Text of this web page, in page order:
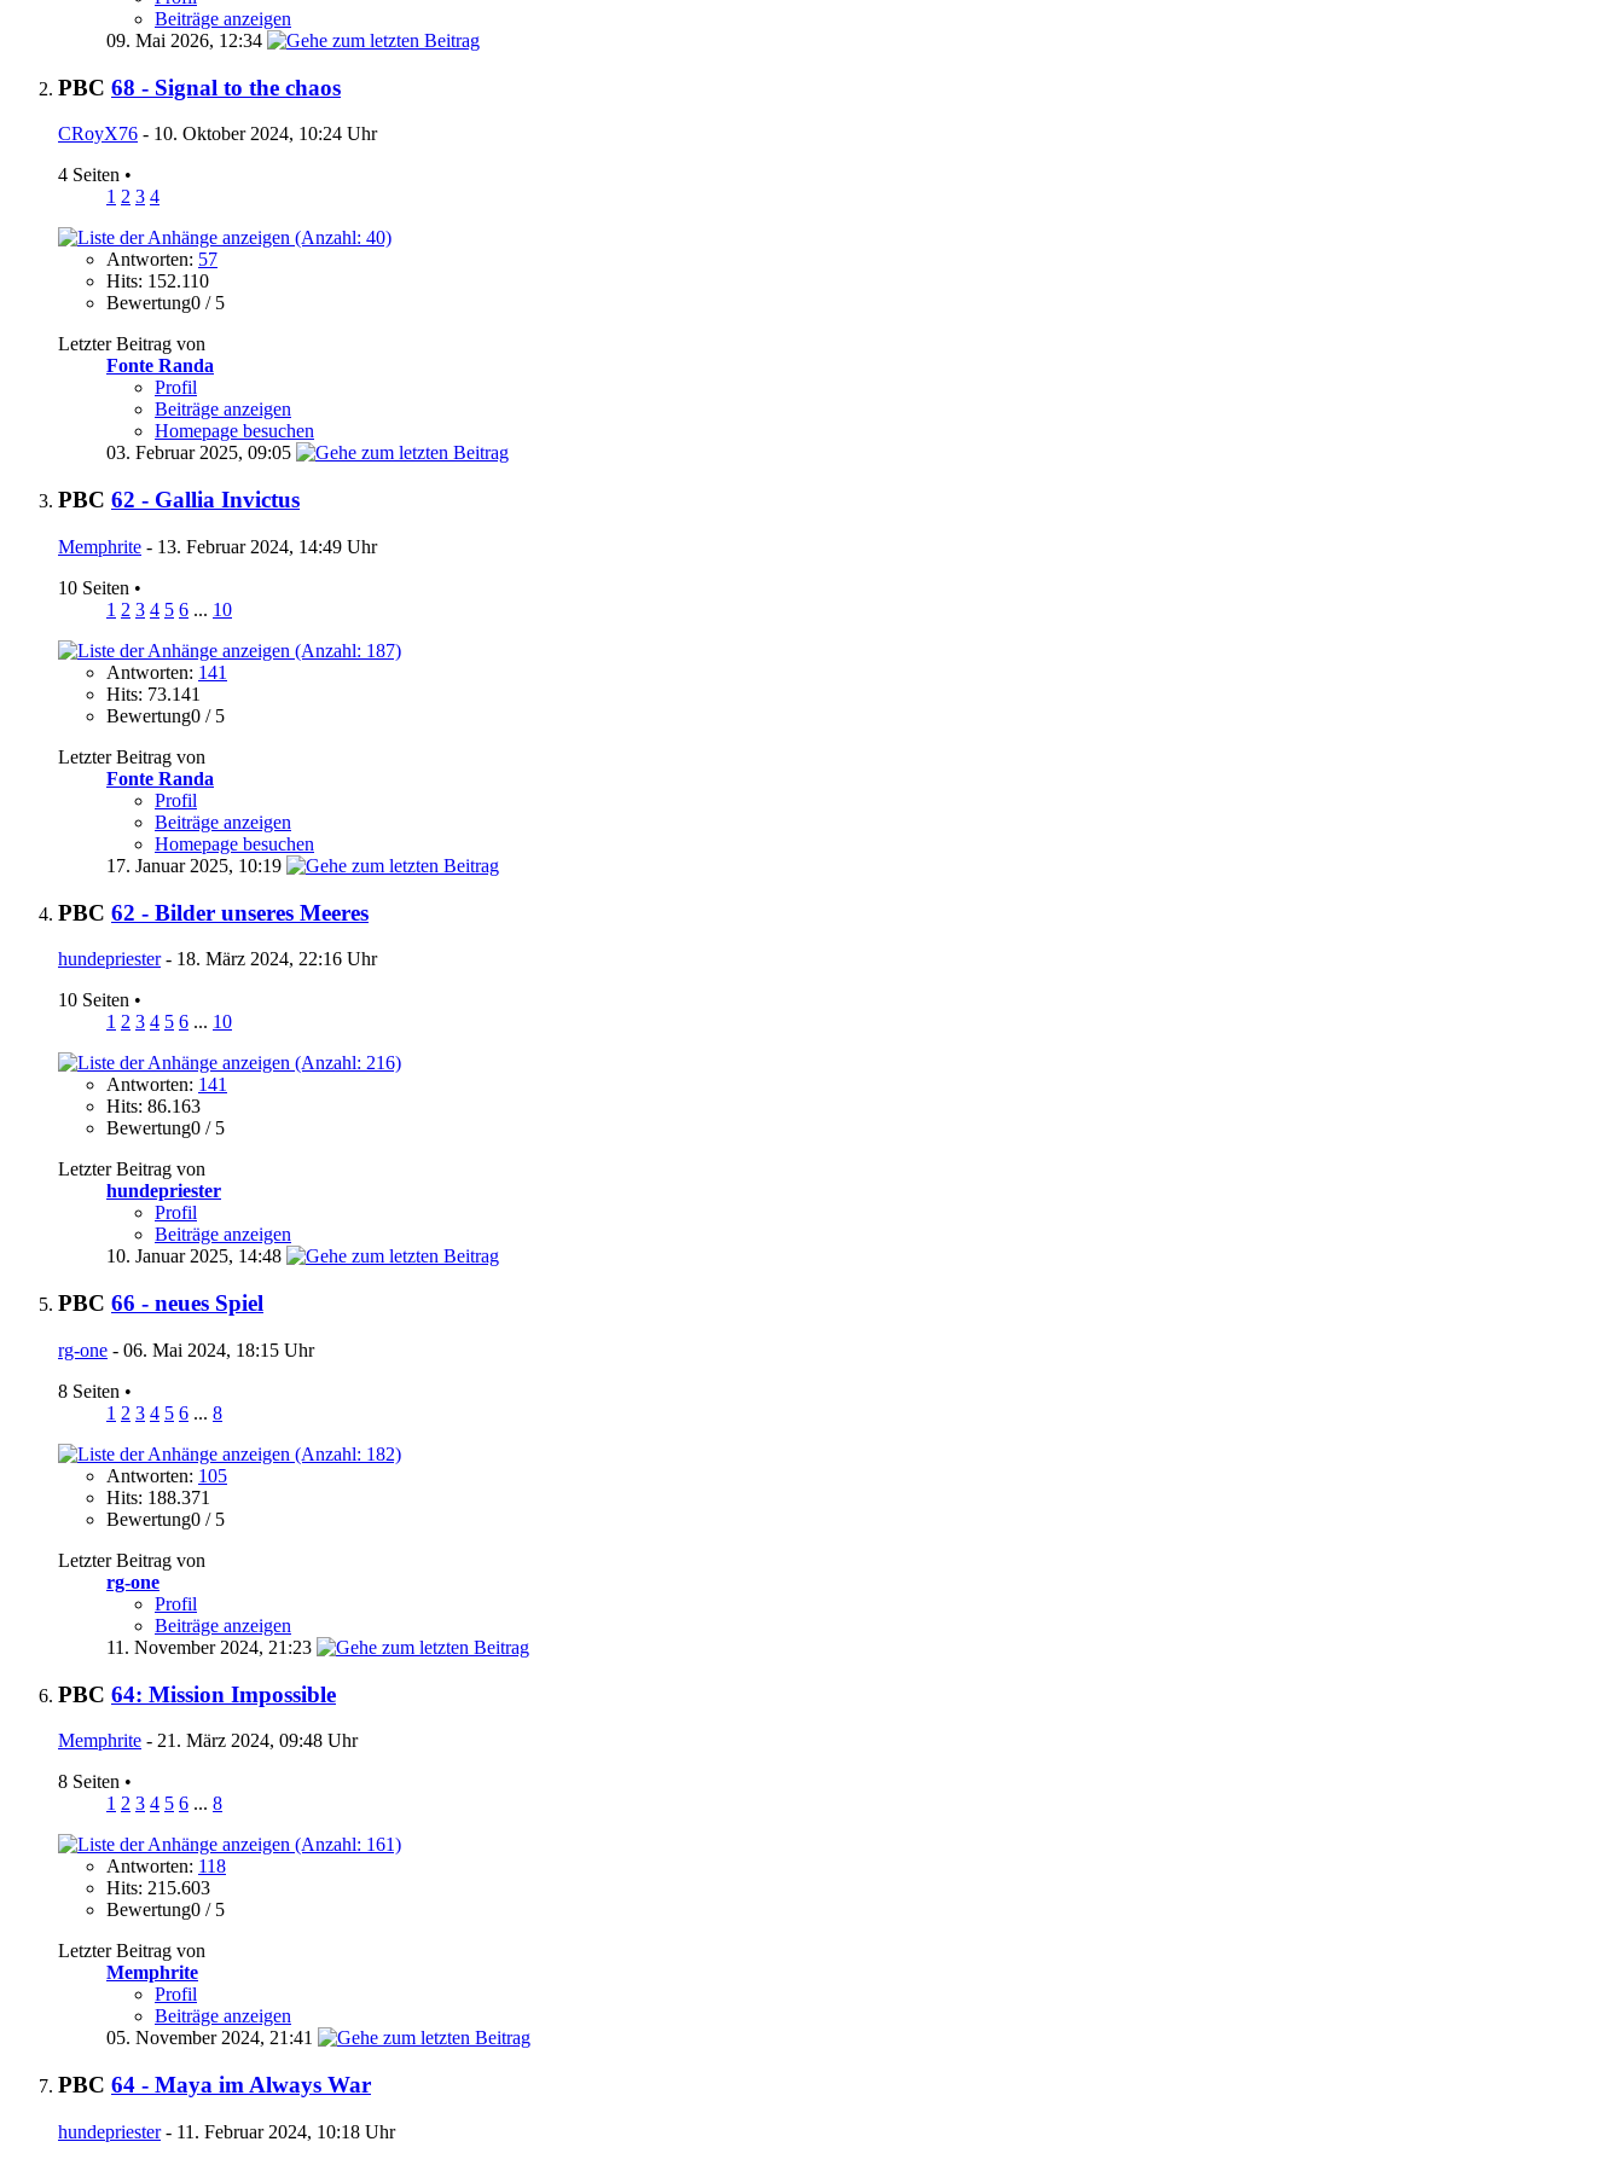
Beiträge anzeigen
09. Mai 2026, 12:34
PBC 68 - Signal to the chaos
CRoyX76 - 10. Oktober 2024, 10:24 Uhr
4 Seiten •
1 2 3 4
Antworten: 57
Hits: 152.110
Bewertung0 / 5
Letzter Beitrag von
Fonte Randa
Profil
Beiträge anzeigen
Homepage besuchen
03. Februar 2025, 09:05
PBC 62 - Gallia Invictus
Memphrite - 13. Februar 2024, 14:49 Uhr
10 Seiten •
1 2 3 4 5 6 ... 10
Antworten: 141
Hits: 73.141
Bewertung0 / 5
Letzter Beitrag von
Fonte Randa
Profil
Beiträge anzeigen
Homepage besuchen
17. Januar 2025, 10:19
PBC 62 - Bilder unseres Meeres
hundepriester- 18. März 2024, 22:16 Uhr
10 Seiten •
1 2 3 4 5 6 ... 10
Antworten: 141
Hits: 86.163
Bewertung0 / 5
Letzter Beitrag von
hundepriester
Profil
Beiträge anzeigen
10. Januar 2025, 14:48
PBC 66 - neues Spiel
rg-one - 06. Mai 2024, 18:15 Uhr
8 Seiten •
1 2 3 4 5 6 ... 8
Antworten: 105
Hits: 188.371
Bewertung0 / 5
Letzter Beitrag von
rg-one
Profil
Beiträge anzeigen
11. November 2024, 21:23
PBC 64: Mission Impossible
Memphrite - 21. März 2024, 09:48 Uhr
8 Seiten •
1 2 3 4 5 6 ... 8
Antworten: 118
Hits: 215.603
Bewertung0 / 5
Letzter Beitrag von
Memphrite
Profil
Beiträge anzeigen
05. November 2024, 21:41
PBC 64 - Maya im Always War
hundepriester- 11. Februar 2024, 10:18 Uhr